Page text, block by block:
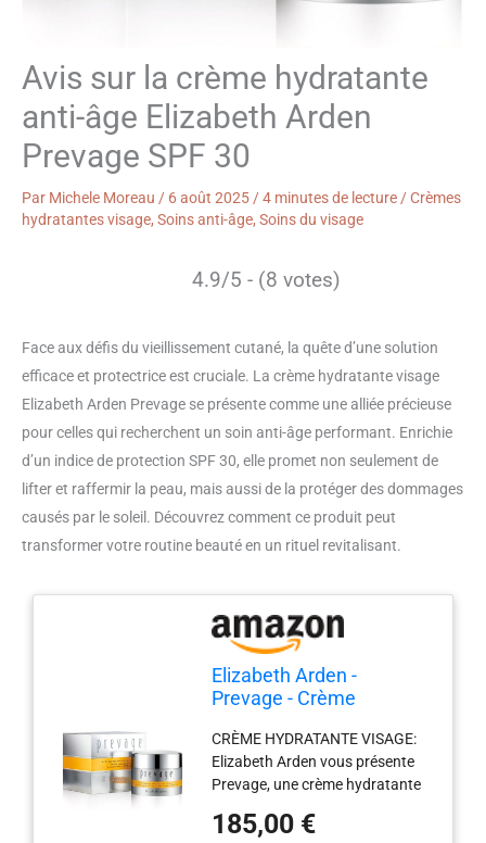
Avis sur la crème hydratante
anti-âge Elizabeth Arden
Prevage SPF 30
Par Michele Moreau / 6 août 2025 /4 minutes de lecture /Crèmes
hydratantes visage, Soins anti-âge, Soins du visage
4.9/5 - (8 votes)
Face aux défis du vieillissement cutané, la quête d’une solution
efficace et protectrice est cruciale. La crème hydratante visage
Elizabeth Arden Prevage se présente comme une alliée précieuse
pour celles qui recherchent un soin anti-âge performant. Enrichie
d’un indice de protection SPF 30, elle promet non seulement de
lifter et raffermir la peau, mais aussi de la protéger des dommages
causés par le soleil. Découvrez comment ce produit peut
transformer votre routine beauté en un rituel revitalisant.
Elizabeth Arden -
Prevage - Crème
pour le Visage Anti-Âge -
Skincare Liftant et
Raffermissant - Indice de
protection SPF 30 - 50 ml
CRÈME HYDRATANTE VISAGE:
Elizabeth Arden vous présente
Prevage, une crème hydratante
retexturer la peau Première ligne
185,00 €